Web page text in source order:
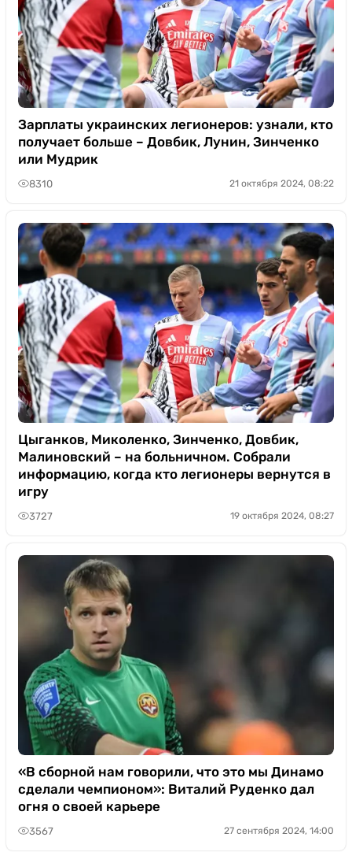
Зарплаты украинских легионеров: узнали, кто
получает больше – Довбик, Лунин, Зинченко
или Мудрик
8310 21 октября 2024, 08:22
Цыганков, Миколенко, Зинченко, Довбик,
Малиновский – на больничном. Собрали
информацию, когда кто легионеры вернутся в
игру
3727 19 октября 2024, 08:27
«В сборной нам говорили, что это мы Динамо
сделали чемпионом»: Виталий Руденко дал
огня о своей карьере
3567 27 сентября 2024, 14:00